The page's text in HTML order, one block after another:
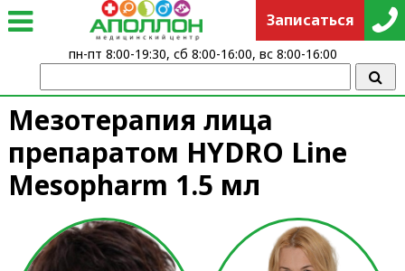
Мезотерапия лица
препаратом HYDRO Line
Mesopharm 1.5 мл
Записаться
пн-пт 8:00-19:30, сб 8:00-16:00, вс 8:00-16:00